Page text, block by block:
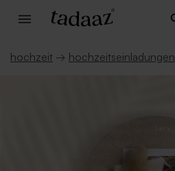
hochzeit → hochzeitseinladungen